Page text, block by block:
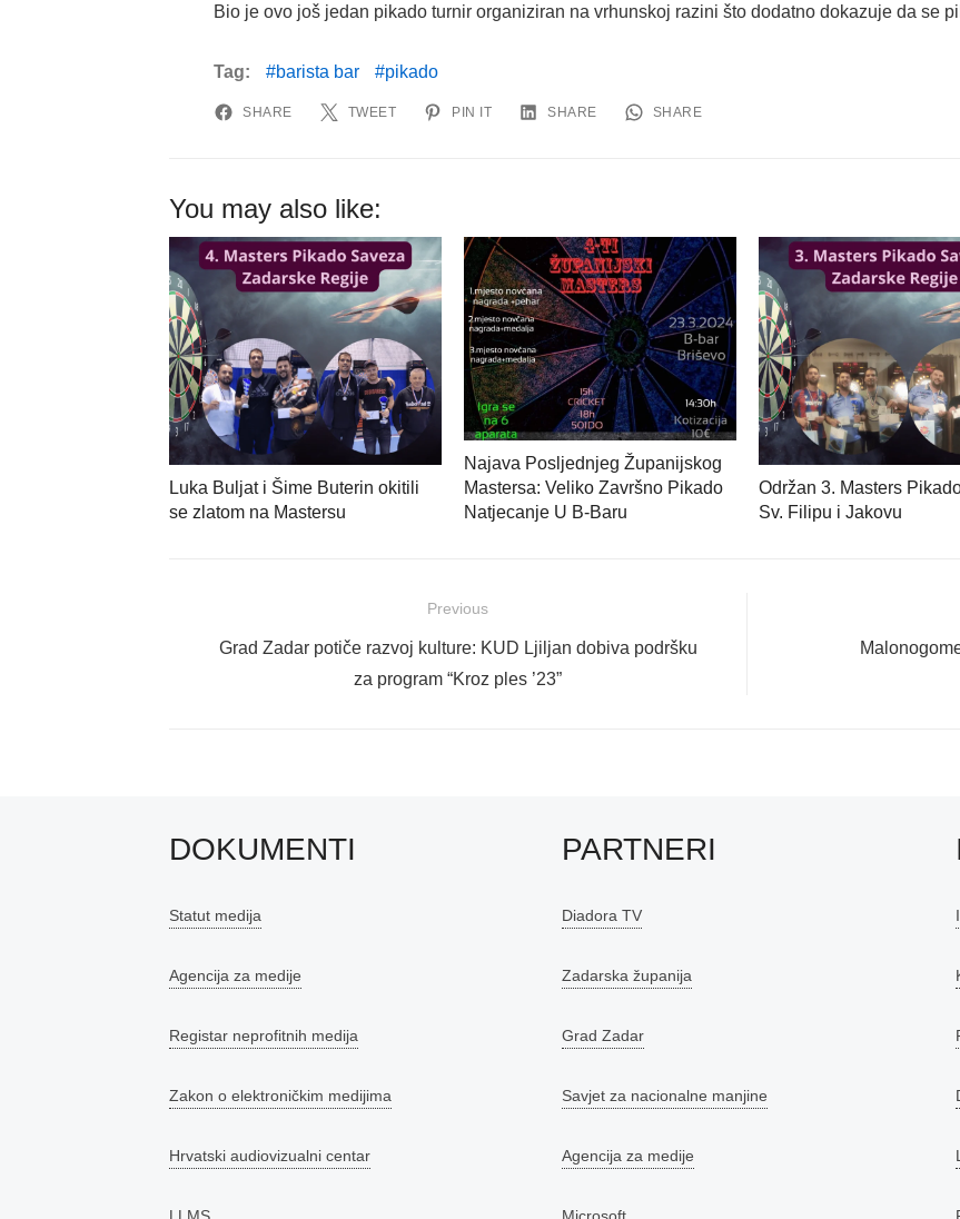
Bio je ovo još jedan pikado turnir organiziran na vrhunskoj razini što dodatno dokazuje da se
Tag: barista bar pikado
SHARE TWEET PIN IT SHARE SHARE
You may also like:
Luka Buljat i Šime Buterin okitili
se zlatom na Mastersu
Najava Posljednjeg Županijskog
Mastersa: Veliko Završno Pikado
Natjecanje U B-Baru
Održan 3. Masters
Sv. Filipu i Jakovu
objava
Previous
Previous
Grad Zadar potiče razvoj kulture: KUD Ljiljan dobiva podršku
za program “Kroz ples ’23”
Next
DOKUMENTI
Statut medija
Agencija za medije
Registar neprofitnih medija
Zakon o elektroničkim medijima
Hrvatski audiovizualni centar
PARTNERI
Diadora TV
Zadarska županija
Grad Zadar
Savjet za nacionalne manjine
Agencija za medije